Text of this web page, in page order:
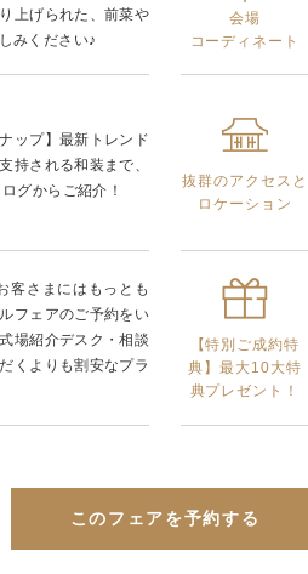
上げられた、前菜や
みください♪
会場
コーディネート
ップ】最新トレンド
持される和装まで、
グからご紹介！
抜群のアクセスと
ロケーション
客さまにはもっとも
フェアのご予約をい
場紹介デスク・相談
くよりも割安なプラ
【特別ご成約特
典】最大10大特
典プレゼント！
このフェアを予約する